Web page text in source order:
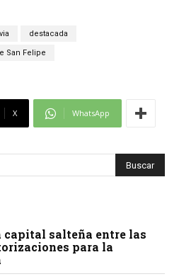
destacada
San Felipe
X WhatsApp
capital salteña entre las
para la